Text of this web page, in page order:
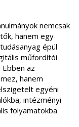
nemcsak
hanem egy
épül
műfordítói
Ebben az
hanem
egyéni
intézményi
folyamatokba